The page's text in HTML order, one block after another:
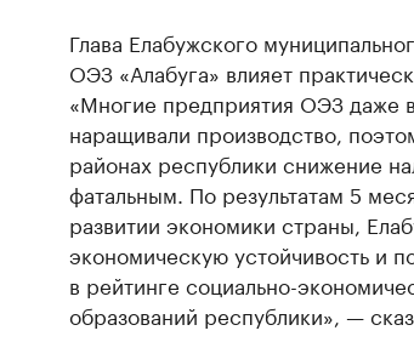
Глава Елабужского
ОЭЗ «Алабуга» влияет
«Многие предприятия ОЭЗ даже
наращивали производство,
районах республики снижение
фатальным. По результатам 5
развитии экономики страны,
экономическую устойчивость и
в рейтинге социально-
образований республики», —